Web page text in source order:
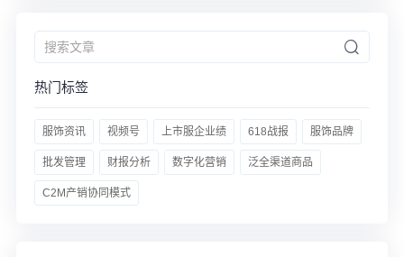
热门标签
服饰资讯 视频号 上市服企业绩 618战报 服饰品牌
批发管理 财报分析 数字化营销 泛全渠道商品
C2M产销协同模式